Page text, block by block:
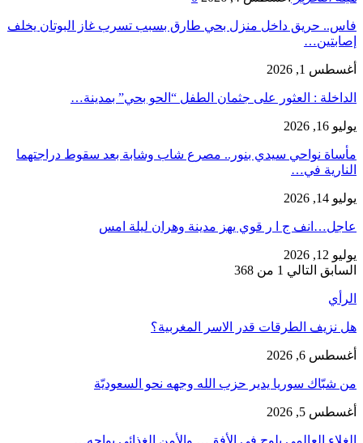
فاس.. حريق داخل منزل بحي طارق بسبب تسرب غاز البوتان يخلف
إصابتين…
أغسطس 1, 2026
​الداخلة : العثور على جثمان الطفل “الحو بحي” بمدينة…
يوليو 16, 2026
مأساة نواحي سيدي بنور.. مصرع شاب وشابة بعد سقوط دراجتهما
النارية في…
يوليو 14, 2026
عاجل…انف ج ا ر قوي يهز مدينة وهران ليلة امس
يوليو 12, 2026
السابق التالي 1 من 368
الرأي
هل نزيف الطرقات قدر الاسر المغربية؟
أغسطس 6, 2026
من شبّاك سوريا يدير حزب الله وجهه نحو السعوديّة
أغسطس 5, 2026
الغلاء العالمي يلوح في الأفق… والأمن الغذائي يواجه…